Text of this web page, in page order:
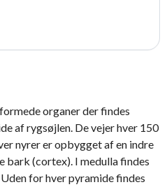
organer der findes
af rygsøjlen. De vejer hver 150
nyrer er opbygget af en indre
bark (cortex). I medulla findes
for hver pyramide findes